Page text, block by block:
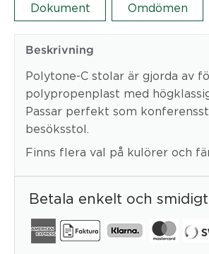
Dokument Omdömen
Beskrivning
Polytone-C stolar är gjorda av
polypropenplast med
Passar perfekt som
besöksstol.
Finns flera val på kulörer och
Betala enkelt och